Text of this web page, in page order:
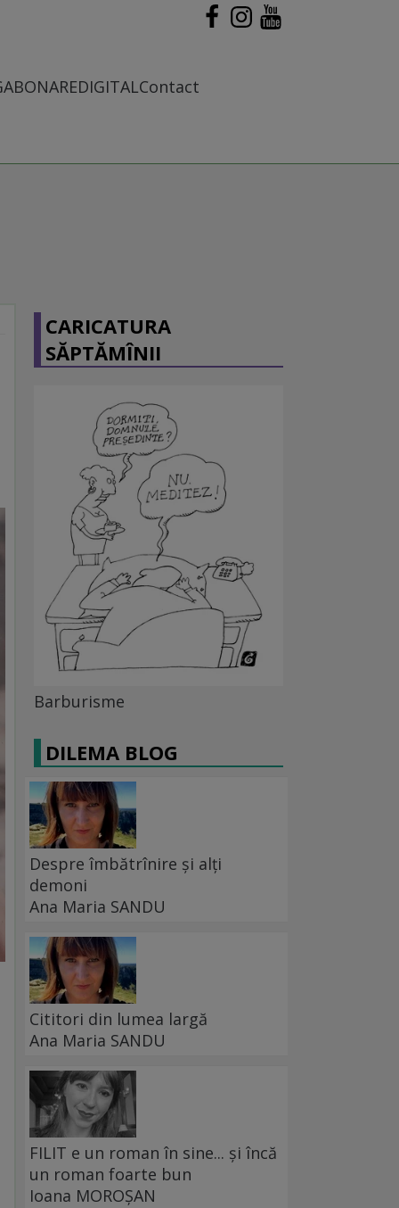
ABONAREDIGITALContact
CARICATURA
SĂPTĂMÎNII
Barburisme
DILEMA BLOG
Despre îmbătrînire și alți
demoni
Ana Maria SANDU
Cititori din lumea largă
Ana Maria SANDU
FILIT e un roman în sine... și încă
un roman foarte bun
Ioana MOROȘAN